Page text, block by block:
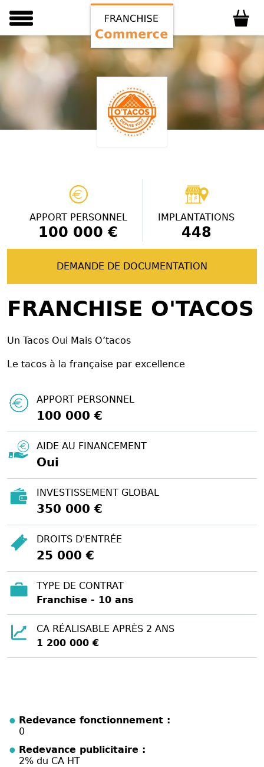
APPORT PERSONNEL
100 000 €
IMPLANTATIONS
448
DEMANDE DE DOCUMENTATION
FRANCHISE O'TACOS
Un Tacos Oui Mais O’tacos
Le tacos à la française par excellence
APPORT PERSONNEL
100 000 €
AIDE AU FINANCEMENT
Oui
INVESTISSEMENT GLOBAL
350 000 €
DROITS D'ENTRÉE
25 000 €
TYPE DE CONTRAT
Franchise - 10 ans
CA RÉALISABLE APRÈS 2 ANS
1 200 000 €
Redevance fonctionnement :
0
Redevance publicitaire :
2% du CA HT